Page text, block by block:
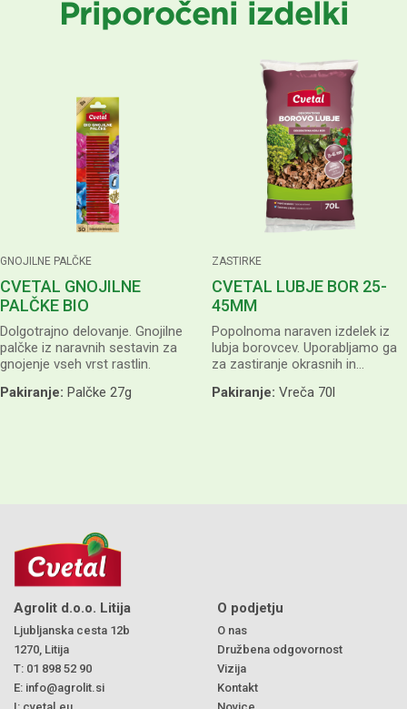
Priporočeni izdelki
GNOJILNE PALČKE
CVETAL GNOJILNE
PALČKE BIO
Dolgotrajno delovanje. Gnojilne
palčke iz naravnih sestavin za
gnojenje vseh vrst rastlin.
Pakiranje: Palčke 27g
ZASTIRKE
CVETAL LUBJE BOR 25-
45MM
Popolnoma naraven izdelek iz
lubja borovcev. Uporabljamo ga
za zastiranje okrasnih in
terarijev, okrasnih posod, dreves
Pakiranje: Vreča 70l
Agrolit d.o.o. Litija
Ljubljanska cesta 12b
1270, Litija
T: 01 898 52 90
E: info@agrolit.si
O podjetju
O nas
Družbena odgovornost
Vizija
Kontakt